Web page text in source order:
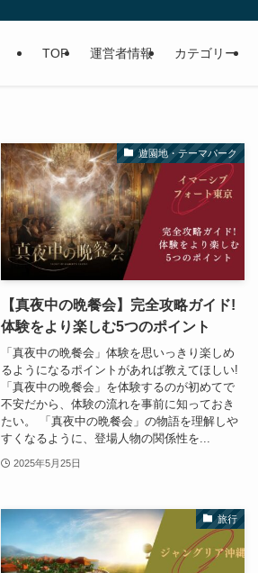
TOP 運営者情報 カテゴリー
遊園地・テーマパーク
【真夜中の晩餐会】完全攻略ガイド!
体験をより楽しむ5つのポイント
「真夜中の晩餐会」体験を思いっきり楽しめ
るようになるポイントがあれば教えてほしい!
「真夜中の晩餐会」を体験するのが初めてで
不安だから、体験の流れを事前に知っておき
たい。 「真夜中の晩餐会」の物語を理解しや
すくなるように、登場人物の関係性を...
2025年5月25日
旅行